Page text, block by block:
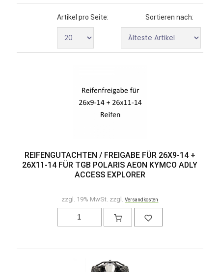
Sortieren nach:
Artikel pro Seite:
REIFENGUTACHTEN / FREIGABE FÜR 26X9-14 +
26X11-14 FÜR TGB POLARIS AEON KYMCO ADLY
ACCESS EXPLORER
zzgl. 19% MwSt. zzgl.Versandkosten